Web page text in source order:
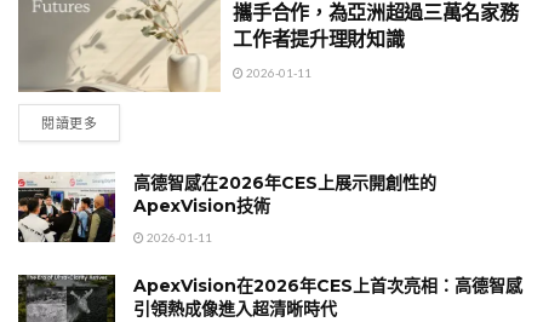
攜手合作，為亞洲超過三萬名家務
工作者提升理財知識
2026-01-11
閱讀更多
高德智感在2026年CES上展示開創性的
ApexVision技術
2026-01-11
ApexVision在2026年CES上首次亮相：高德智感
引領熱成像進入超清晰時代